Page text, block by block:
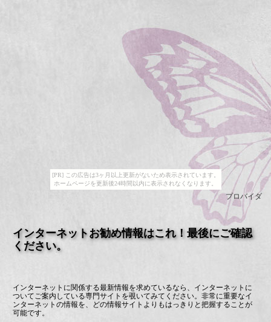
[PR] この広告は3ヶ月以上更新がないため表示されています。
ホームページを更新後24時間以内に表示されなくなります。
プロバイダ
インターネットお勧め情報はこれ！最後にご確認
ください。
インターネットに関係する最新情報を求めているなら、インターネットに
ついてご案内している専門サイトを覗いてみてください。非常に重要なイ
ンターネットの情報を、どの情報サイトよりもはっきりと把握することが
可能です。